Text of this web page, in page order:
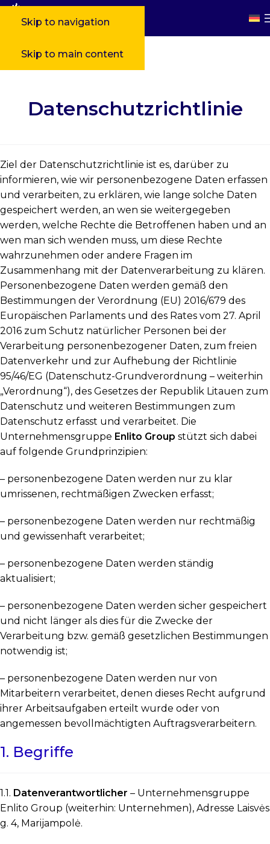
Skip to navigation
Skip to main content
Datenschutzrichtlinie
Datenschutzrichtlinie
Ziel der Datenschutzrichtlinie ist es, darüber zu
informieren, wie wir personenbezogene Daten erfassen
und verarbeiten, zu erklären, wie lange solche Daten
gespeichert werden, an wen sie weitergegeben
werden, welche Rechte die Betroffenen haben und an
wen man sich wenden muss, um diese Rechte
wahrzunehmen oder andere Fragen im
Zusammenhang mit der Datenverarbeitung zu klären.
Personenbezogene Daten werden gemäß den
Bestimmungen der Verordnung (EU) 2016/679 des
Europäischen Parlaments und des Rates vom 27. April
2016 zum Schutz natürlicher Personen bei der
Verarbeitung personenbezogener Daten, zum freien
Datenverkehr und zur Aufhebung der Richtlinie
95/46/EG (Datenschutz-Grundverordnung – weiterhin
„Verordnung“), des Gesetzes der Republik Litauen zum
Datenschutz und weiteren Bestimmungen zum
Datenschutz erfasst und verarbeitet. Die
Unternehmensgruppe Enlito Group stützt sich dabei
auf folgende Grundprinzipien:
– personenbezogene Daten werden nur zu klar
umrissenen, rechtmäßigen Zwecken erfasst;
– personenbezogene Daten werden nur rechtmäßig
und gewissenhaft verarbeitet;
– personenbezogene Daten werden ständig
aktualisiert;
– personenbezogene Daten werden sicher gespeichert
und nicht länger als dies für die Zwecke der
Verarbeitung bzw. gemäß gesetzlichen Bestimmungen
notwendig ist;
– personenbezogene Daten werden nur von
Mitarbeitern verarbeitet, denen dieses Recht aufgrund
ihrer Arbeitsaufgaben erteilt wurde oder von
angemessen bevollmächtigten Auftragsverarbeitern.
1. Begriffe
1.1. Datenverantwortlicher – Unternehmensgruppe
Enlito Group (weiterhin: Unternehmen), Adresse Laisvės
g. 4, Marijampolė.